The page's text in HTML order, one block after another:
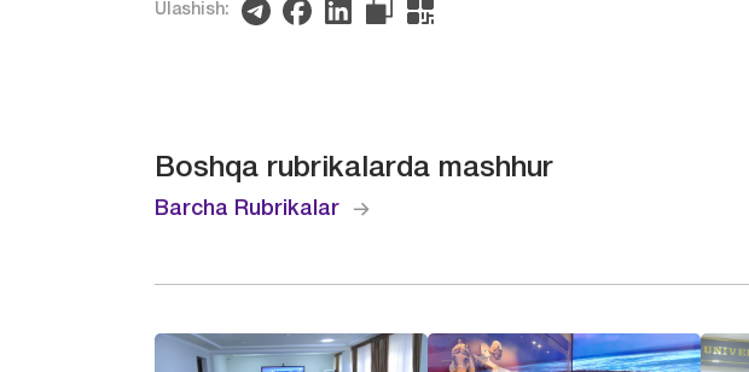
Ulashish:
Boshqa rubrikalarda mashhur
Barcha Rubrikalar